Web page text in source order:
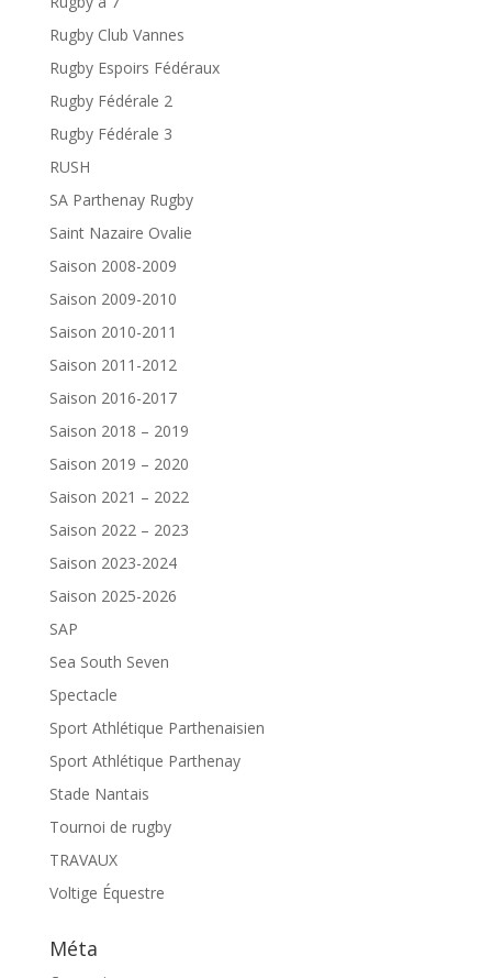
Rugby Club Vannes
Rugby Espoirs Fédéraux
Rugby Fédérale 2
Rugby Fédérale 3
RUSH
SA Parthenay Rugby
Saint Nazaire Ovalie
Saison 2008-2009
Saison 2009-2010
Saison 2010-2011
Saison 2011-2012
Saison 2016-2017
Saison 2018 – 2019
Saison 2019 – 2020
Saison 2021 – 2022
Saison 2022 – 2023
Saison 2023-2024
Saison 2025-2026
SAP
Sea South Seven
Spectacle
Sport Athlétique Parthenaisien
Sport Athlétique Parthenay
Stade Nantais
Tournoi de rugby
TRAVAUX
Voltige Équestre
Méta